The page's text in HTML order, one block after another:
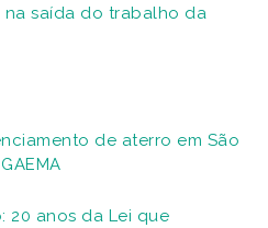
saída do trabalho da
de aterro em São
20 anos da Lei que